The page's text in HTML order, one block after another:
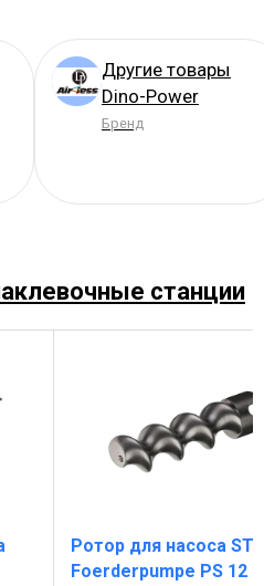
Другие товары
Dino-Power
Бренд
станции
Ротор для насоса
Foerderpumpe PS 12